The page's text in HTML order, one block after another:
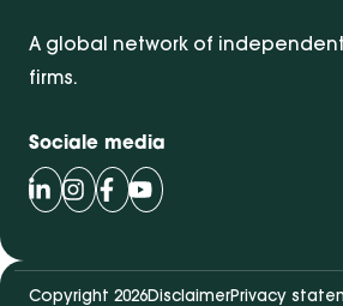
A global network of
firms.
Sociale media
Volg Bentacera op LinkedIn
Volg Bentacera op Instagram
Volg Bentacera op
Volg Bentacera op
Copyright 2026DisclaimerPrivacy